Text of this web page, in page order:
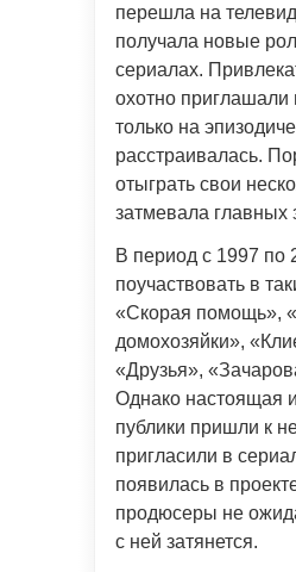
перешла на
получала новые
сериалах.
охотно приглашали
только на
расстраивалась.
отыграть свои
затмевала главных
В период с 1997 по
поучаствовать в
«Скорая помощь»,
домохозяйки»,
«Друзья»,
Однако настоящая
публики пришли к
пригласили в
появилась в
продюсеры не
с ней затянется.